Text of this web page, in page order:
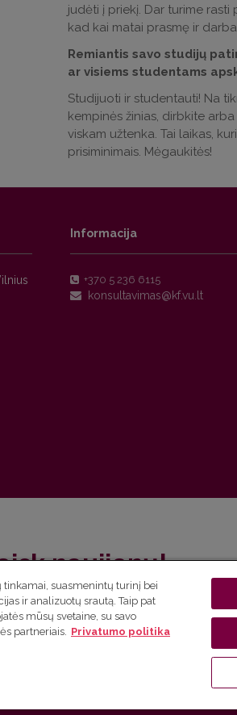
judėti į priekį. Dar turime rasti
kad kai matai prasmę ir
Remiantis savo studijų
ar visiems studentams
Studijuoti ir studentauti! Na
kempinės žinias, dirbkite
viskam užtenka. Tai laikas,
prisiminimais. Mėgaukitės!
Informacija
+370 5 236 6115
naujienų!
Komunikacijos fakulteto naujienlaiškį
tinkamai, suasmenintų turinį bei
ir analizuotų srautą. Taip pat
mūsų svetaine, su savo
partneriais. Privatumo politika